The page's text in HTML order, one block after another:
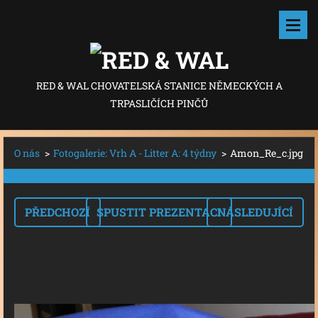
RED & WAL CHOVATELSKÁ STANICE NĚMECKÝCH A
TRPASLIČÍCH PINČŮ
O nás > Fotogalerie: Vrh A - Litter A: 4 týdny > Amon_Re_c.jpg
PŘEDCHOZÍ SPUSTIT PREZENTACINÁSLEDUJÍCÍ